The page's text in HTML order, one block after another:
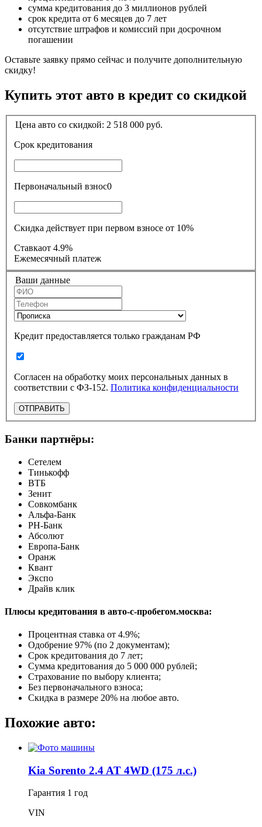
сумма кредитования до 3 миллионов рублей
срок кредита от 6 месяцев до 7 лет
отсутствие штрафов и комиссий при досрочном
погашении
Оставьте заявку прямо сейчас и получите дополнительную
скидку!
Купить этот авто в кредит со скидкой
Цена авто со скидкой: 2 518 000 руб.
Срок кредитования
Первоначальный взнос0
Скидка действует при первом взносе от 10%
Ставкаот 4.9%
Ежемесячный платеж
Ваши данные
Кредит предоставляется только гражданам РФ
Согласен на обработку моих персональных данных в
соответствии с ФЗ-152. Политика конфиденциальности
ОТПРАВИТЬ
Банки партнёры:
Сетелем
Тинькофф
ВТБ
Зенит
Совкомбанк
Альфа-Банк
РН-Банк
Абсолют
Европа-Банк
Оранж
Квант
Экспо
Драйв клик
Плюсы кредитования в авто-с-пробегом.москва:
Процентная ставка от 4.9%;
Одобрение 97% (по 2 документам);
Срок кредитования до 7 лет;
Сумма кредитования до 5 000 000 рублей;
Страхование по выбору клиента;
Без первоначального взноса;
Скидка в размере 20% на любое авто.
Похожие авто:
Kia Sorento 2.4 AT 4WD (175 л.с.)
Гарантия 1 год
VIN